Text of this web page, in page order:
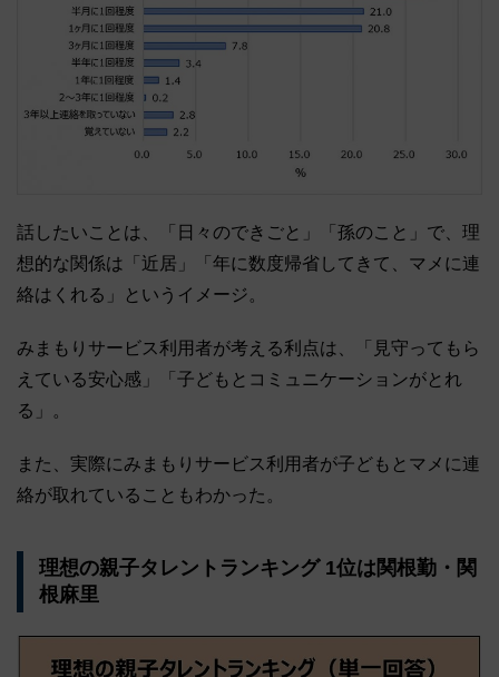
話したいことは、「日々のできごと」「孫のこと」で、理
想的な関係は「近居」「年に数度帰省してきて、マメに連
絡はくれる」というイメージ。
みまもりサービス利用者が考える利点は、「見守ってもら
えている安心感」「子どもとコミュニケーションがとれ
る」。
また、実際にみまもりサービス利用者が子どもとマメに連
絡が取れていることもわかった。
理想の親子タレントランキング 1位は関根勤・関
根麻里